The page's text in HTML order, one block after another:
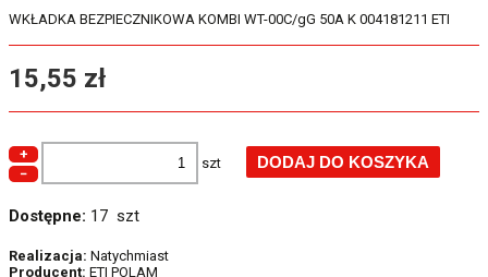
WKŁADKA BEZPIECZNIKOWA KOMBI WT-00C/gG 50A K 004181211 ETI
15,55 zł
+
−
szt
Dostępne: 17 szt
Realizacja: Natychmiast
Producent: ETI POLAM